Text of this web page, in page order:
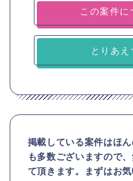
とりあ
掲載している案件はほ
も多数ございますので、
て頂きます。まずはお